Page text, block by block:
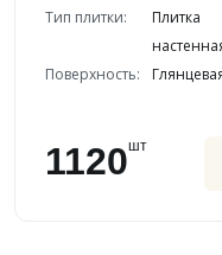
Тип плитки:
Плитка
Поверхность:
1120шт